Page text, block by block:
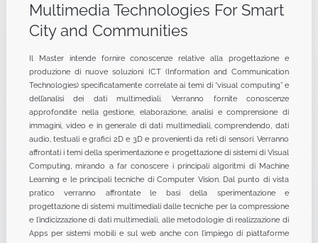
Multimedia Technologies For Smart
City and Communities
Il Master intende fornire conoscenze relative alla progettazione e
produzione di nuove soluzioni ICT (Information and Communication
Technologies) specificatamente correlate ai temi di “visual computing” e
dell’analisi dei dati multimediali. Verranno fornite conoscenze
approfondite nella gestione, elaborazione, analisi e comprensione di
immagini, video e in generale di dati multimediali, comprendendo, dati
audio, testuali e grafici 2D e 3D e provenienti da reti di sensori. Verranno
affrontati i temi della sperimentazione e progettazione di sistemi di Visual
Computing, mirando a far conoscere i principali algoritmi di Machine
Learning e le principali tecniche di Computer Vision. Dal punto di vista
pratico verranno affrontate le basi della sperimentazione e
progettazione di sistemi multimediali dalle tecniche per la compressione
e l’indicizzazione di dati multimediali, alle metodologie di realizzazione di
Apps per sistemi mobili e sul web anche con l’impiego di piattaforme